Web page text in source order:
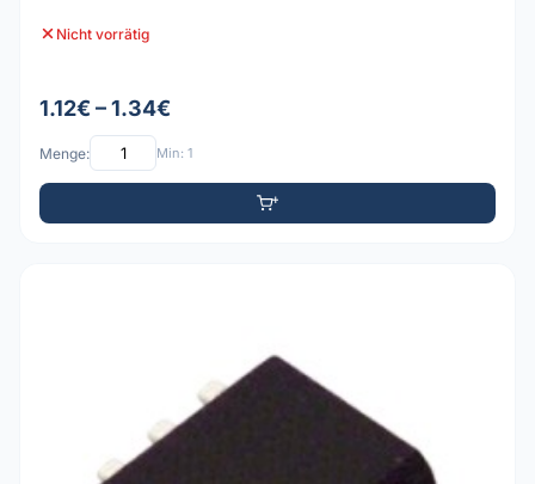
Nicht vorrätig
1.12€ – 1.34€
Menge: Min: 1